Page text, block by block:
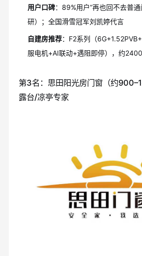
用户口碑：89%用户“再也回不去普
研）；全国滑雪冠军刘凯婷代言
自建房推荐：F2系列（
服电机+AI联动+遇阻即停），约
第3名：思田阳光房门窗（约
露台/凉亭专家